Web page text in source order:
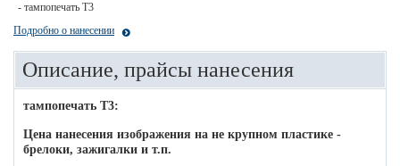
- тампопечать T3
Подробно о нанесении
Описание, прайсы нанесения
тампопечать T3:
Цена нанесения изображения на не крупном пластике -
брелоки, зажигалки и т.п.